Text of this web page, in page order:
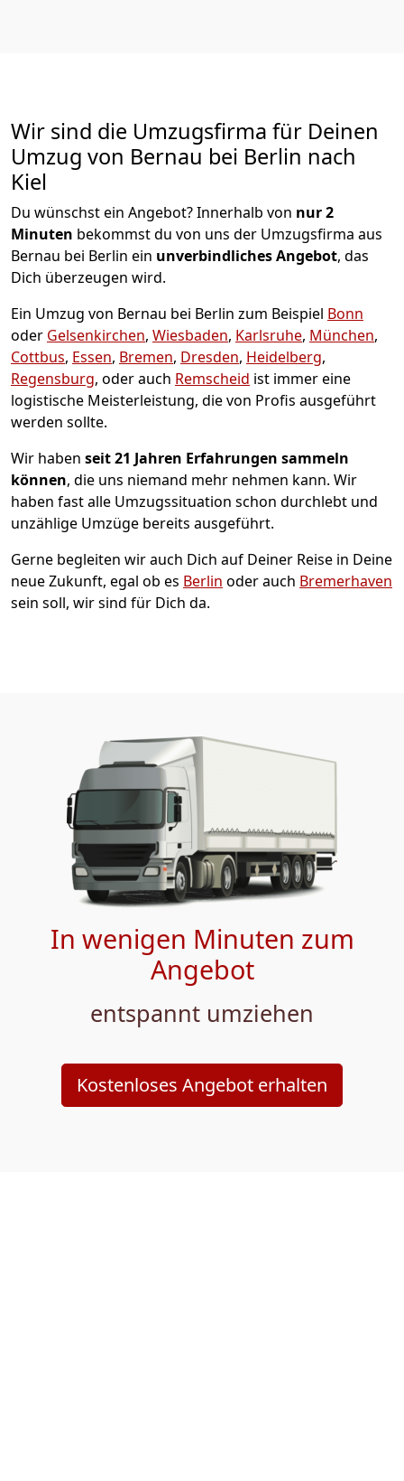
Wir sind die Umzugsfirma für Deinen
Umzug von Bernau bei Berlin nach
Kiel
Du wünschst ein Angebot? Innerhalb von nur 2
Minuten bekommst du von uns der Umzugsfirma aus
Bernau bei Berlin ein unverbindliches Angebot, das
Dich überzeugen wird.
Ein Umzug von Bernau bei Berlin zum Beispiel Bonn
oder Gelsenkirchen, Wiesbaden, Karlsruhe, München,
Cottbus, Essen, Bremen, Dresden, Heidelberg,
Regensburg, oder auch Remscheid ist immer eine
logistische Meisterleistung, die von Profis ausgeführt
werden sollte.
Wir haben seit21 Jahren Erfahrungen sammeln
können, die uns niemand mehr nehmen kann. Wir
haben fast alle Umzugssituation schon durchlebt und
unzählige Umzüge bereits ausgeführt.
Gerne begleiten wir auch Dich auf Deiner Reise in Deine
neue Zukunft, egal ob es Berlin oder auch Bremer­haven
sein soll, wir sind für Dich da.
In wenigen Minuten zum
Angebot
entspannt umziehen
Kostenloses Angebot erhalten